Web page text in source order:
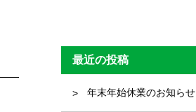
最近の投稿
年末年始休業のお知らせ